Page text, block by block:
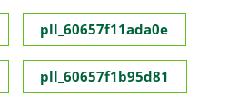
pll_60657f11ada0e
pll_60657f1b95d81